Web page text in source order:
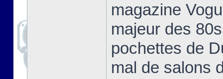
magazine
majeur des
pochettes de
mal de salons